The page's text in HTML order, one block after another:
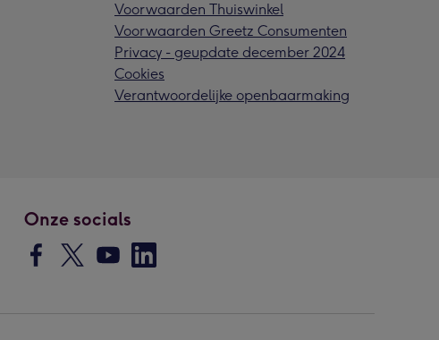
Voorwaarden Thuiswinkel
Voorwaarden Greetz Consumenten
Privacy - geupdate december 2024
Cookies
Verantwoordelijke openbaarmaking
Onze socials